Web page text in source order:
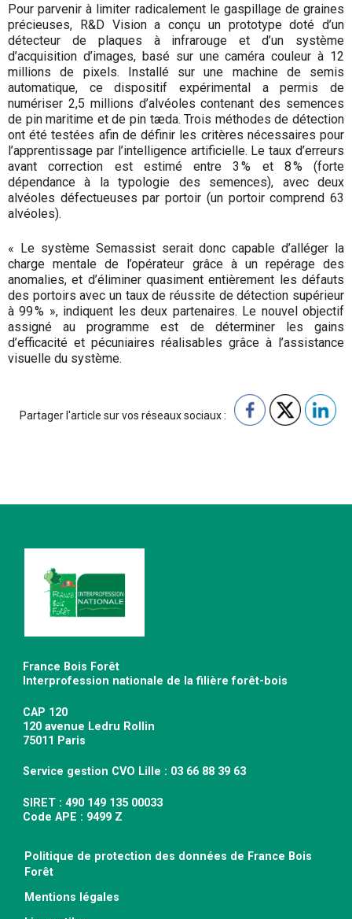
Pour parvenir à limiter radicalement le gaspillage de graines
précieuses, R&D Vision a conçu un prototype doté d’un
détecteur de plaques à infrarouge et d’un système
d’acquisition d’images, basé sur une caméra couleur à 12
millions de pixels. Installé sur une machine de semis
automatique, ce dispositif expérimental a permis de
numériser 2,5 millions d’alvéoles contenant des semences
de pin maritime et de pin tæda. Trois méthodes de détection
ont été testées afin de définir les critères nécessaires pour
l’apprentissage par l’intelligence artificielle. Le taux d’erreurs
avant correction est estimé entre 3 % et 8 % (forte
dépendance à la typologie des semences), avec deux
alvéoles défectueuses par portoir (un portoir comprend 63
alvéoles).
« Le système Semassist serait donc capable d’alléger la
charge mentale de l’opérateur grâce à un repérage des
anomalies, et d’éliminer quasiment entièrement les défauts
des portoirs avec un taux de réussite de détection supérieur
à 99 % », indiquent les deux partenaires. Le nouvel objectif
assigné au programme est de déterminer les gains
d’efficacité et pécuniaires réalisables grâce à l’assistance
visuelle du système.
Partager l'article sur vos réseaux sociaux :
France Bois Forêt
Interprofession nationale de la filière forêt-bois
CAP 120
120 avenue Ledru Rollin
75011 Paris
Service gestion CVO Lille : 03 66 88 39 63
SIRET : 490 149 135 00033
Code APE : 9499 Z
Politique de protection des données de France Bois
Forêt
Mentions légales